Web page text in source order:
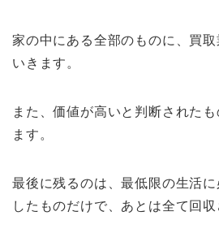
家の中にある全部のものに、買
いきます。
また、価値が高いと判断された
ます。
最後に残るのは、最低限の生活
したものだけで、あとは全て回収